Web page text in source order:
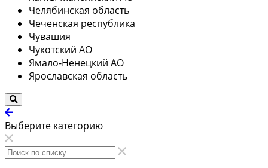
Челябинская область
Чеченская республика
Чувашия
Чукотский АО
Ямало-Ненецкий АО
Ярославская область
Выберите категорию